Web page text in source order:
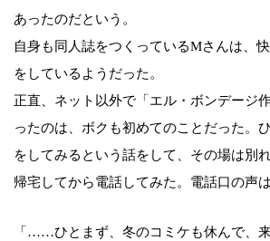
あったのだという。
自身も同人誌をつくっているMさんは、
をしているようだった。
正直、ネット以外で「エル・ボンデージ
ったのは、ボクも初めてのことだった。
をしてみるという話をして、その場は別れ
帰宅してから電話してみた。電話口の声
「……ひとまず、冬のコミケも休んで、